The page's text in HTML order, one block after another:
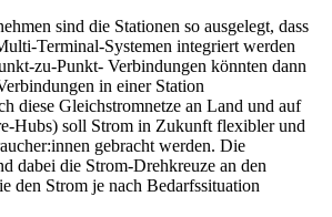
sind die Stationen so ausgelegt, dass
Terminal-Systemen integriert werden
zu-Punkt- Verbindungen könnten dann
in einer Station
diese Gleichstromnetze an Land und auf
Hubs) soll Strom in Zukunft flexibler und
gebracht werden. Die
dabei die Strom-Drehkreuze an den
den Strom je nach Bedarfssituation